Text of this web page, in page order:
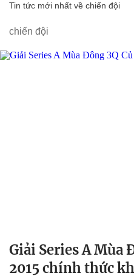
Tin tức mới nhất về chiến đội
chiến đội
Giải Series A Mùa
2015 chính thức